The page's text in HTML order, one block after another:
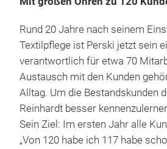
Rund 20 Jahre nach seinem
Textilpflege ist Perski jetzt sein
verantwortlich für etwa 70
Austausch mit den Kunden
Alltag. Um die Bestandskunden
Reinhardt besser
Sein Ziel: Im ersten Jahr alle
„Von 120 habe ich 117 habe